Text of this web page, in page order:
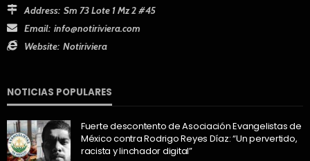
Address: Sm 73 Lote 1 Mz 2 #45
Email: info@notiriviera.com
Website: Notiriviera
NOTICIAS POPULARES
Fuerte descontento de Asociación Evangelistas de
México contra Rodrigo Reyes Díaz: “Un pervertido,
racista y linchador digital”